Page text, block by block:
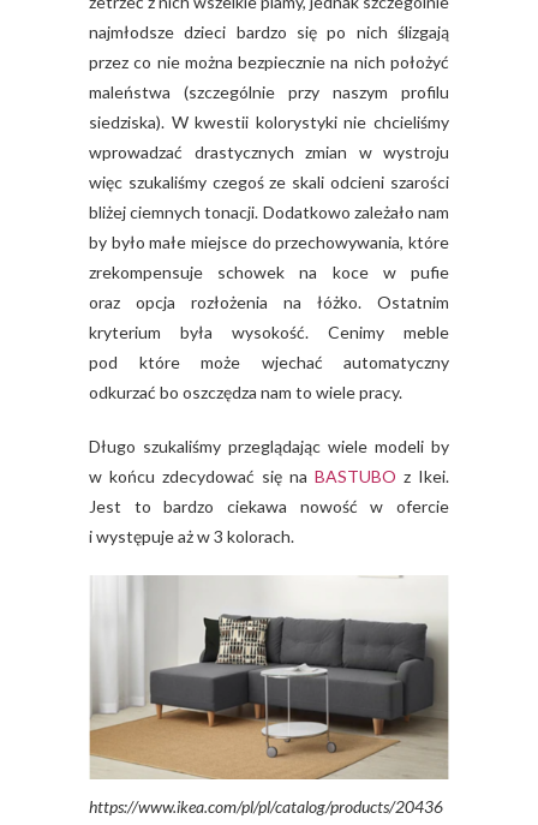
najmłodsze dzieci bardzo się po nich ślizgają
przez co nie można bezpiecznie na nich położyć
maleństwa (szczególnie przy naszym profilu
siedziska). W kwestii kolorystyki nie chcieliśmy
wprowadzać drastycznych zmian w wystroju
więc szukaliśmy czegoś ze skali odcieni szarości
bliżej ciemnych tonacji. Dodatkowo zależało nam
by było małe miejsce do przechowywania, które
zrekompensuje schowek na koce w pufie
oraz opcja rozłożenia na łóżko. Ostatnim
kryterium była wysokość. Cenimy meble
pod które może wjechać automatyczny
odkurzać bo oszczędza nam to wiele pracy.
Długo szukaliśmy przeglądając wiele modeli by
w końcu zdecydować się na BASTUBO z Ikei.
Jest to bardzo ciekawa nowość w ofercie
i występuje aż w 3 kolorach.
https://www.ikea.com/pl/pl/catalog/products/20436